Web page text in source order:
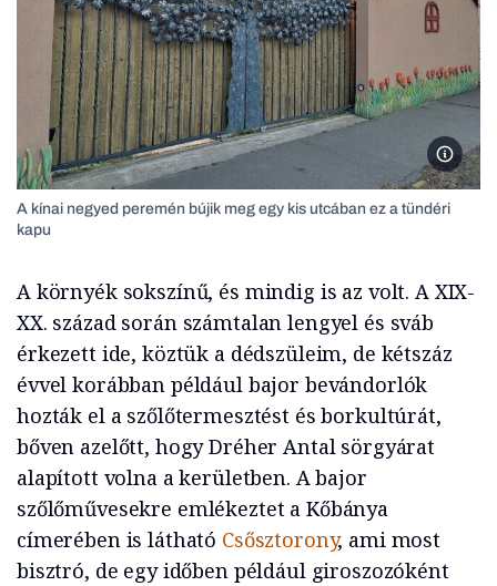
A
A kínai negyed peremén bújik meg egy kis utcában ez a tündéri
kapu
A környék sokszínű, és mindig is az volt. A XIX-
XX. század során számtalan lengyel és sváb
érkezett ide, köztük a dédszüleim, de kétszáz
évvel korábban például bajor bevándorlók
hozták el a szőlőtermesztést és borkultúrát,
bőven azelőtt, hogy Dréher Antal sörgyárat
alapított volna a kerületben. A bajor
szőlőművesekre emlékeztet a Kőbánya
címerében is látható Csősztorony, ami most
bisztró, de egy időben például giroszozóként